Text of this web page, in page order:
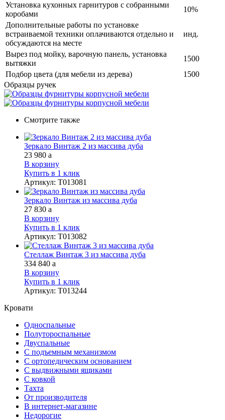
Установка кухонных гарнитуров с собранными
коробами
10%
Дополнительные работы по установке
встраиваемой техники оплачиваются отдельно и
обсуждаются на месте
инд.
Вырез под мойку, варочную панель, установка
вытяжки
1500
Подбор цвета (для мебели из дерева)
1500
Образцы ручек
Смотрите также
Зеркало Винтаж 2 из массива дуба
23 980 a
В корзину
Купить в 1 клик
Артикул: Т013081
Зеркало Винтаж из массива дуба
27 830 a
В корзину
Купить в 1 клик
Артикул: Т013082
Стеллаж Винтаж 3 из массива дуба
334 840 a
В корзину
Купить в 1 клик
Артикул: Т013244
Кровати
Односпальные
Полутороспальные
Двуспальные
С подъемным механизмом
С ортопедическим основанием
С выдвижными ящиками
С ковкой
Тахта
От производителя
В интернет-магазине
Недорогие